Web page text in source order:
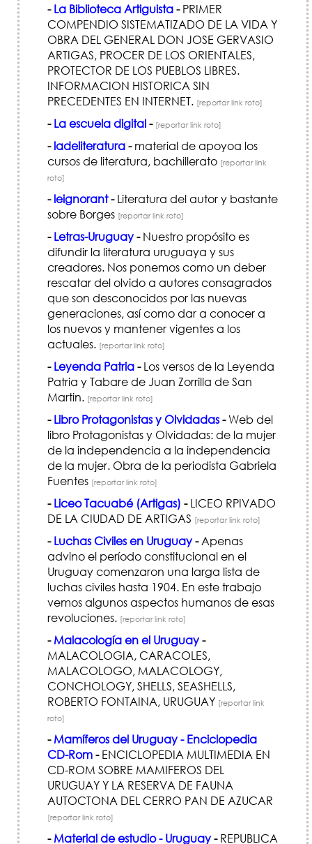
- La Biblioteca Artiguista-PRIMER
COMPENDIO SISTEMATIZADO DE LA VIDA Y
OBRA DEL GENERAL DON JOSE GERVASIO
ARTIGAS, PROCER DE LOS ORIENTALES,
PROTECTOR DE LOS PUEBLOS LIBRES.
INFORMACION HISTORICA SIN
PRECEDENTES EN INTERNET. [reportar link roto]
- La escuela digital- [reportar link roto]
- ladeliteratura-material de apoyoa los
cursos de literatura, bachillerato [reportar link
roto]
- leignorant-Literatura del autor y bastante
sobre Borges [reportar link roto]
- Letras-Uruguay-Nuestro propósito es
difundir la literatura uruguaya y sus
creadores. Nos ponemos como un deber
rescatar del olvido a autores consagrados
que son desconocidos por las nuevas
generaciones, así como dar a conocer a
los nuevos y mantener vigentes a los
actuales. [reportar link roto]
- Leyenda Patria-Los versos de la Leyenda
Patria y Tabare de Juan Zorrilla de San
Martin. [reportar link roto]
- Libro Protagonistas y Olvidadas-Web del
libro Protagonistas y Olvidadas: de la mujer
de la independencia a la independencia
de la mujer. Obra de la periodista Gabriela
Fuentes [reportar link roto]
- Liceo Tacuabé (Artigas) -LICEO RPIVADO
DE LA CIUDAD DE ARTIGAS [reportar link roto]
- Luchas Civiles en Uruguay-Apenas
advino el período constitucional en el
Uruguay comenzaron una larga lista de
luchas civiles hasta 1904. En este trabajo
vemos algunos aspectos humanos de esas
revoluciones. [reportar link roto]
- Malacología en el Uruguay-
MALACOLOGIA, CARACOLES,
MALACOLOGO, MALACOLOGY,
CONCHOLOGY, SHELLS, SEASHELLS,
ROBERTO FONTAINA, URUGUAY [reportar link
roto]
- Mamíferos del Uruguay - Enciclopedia
CD-Rom-ENCICLOPEDIA MULTIMEDIA EN
CD-ROM SOBRE MAMIFEROS DEL
URUGUAY Y LA RESERVA DE FAUNA
AUTOCTONA DEL CERRO PAN DE AZUCAR
[reportar link roto]
- Material de estudio - Uruguay-REPUBLICA